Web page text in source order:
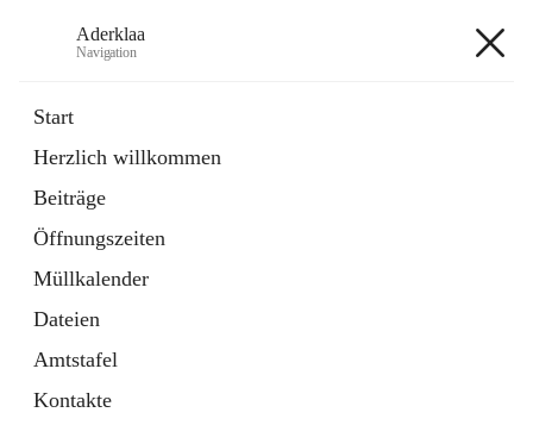
Aderklaa
Navigation
Start
Herzlich willkommen
Beiträge
Öffnungszeiten
Müllkalender
Dateien
Amtstafel
Kontakte
6 Schnellzugriffe
Gemeinde
3 Schnellzugriffe